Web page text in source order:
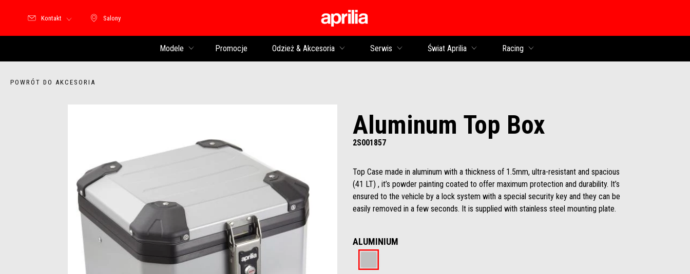
Salony
Salony
Kontakt
Modele Promocje Odzież & Akcesoria Serwis Świat Aprilia Racing
POWRÓT DO AKCESORIA
Aluminum Top Box
2S001857
Top Case made in aluminum with a thickness of 1.5mm, ultra-resistant and spacious
(41 LT) , it’s powder painting coated to offer maximum protection and durability. It’s
ensured to the vehicle by a lock system with a special security key and they can be
easily removed in a few seconds. It is supplied with stainless steel mounting plate.
ALUMINIUM